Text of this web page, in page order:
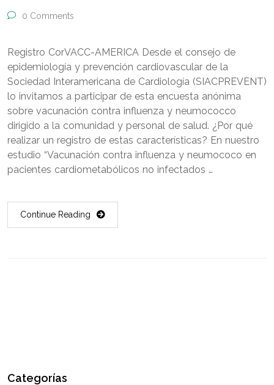
0 Comments
Registro CorVACC-AMERICA Desde el consejo de
epidemiología y prevención cardiovascular de la
Sociedad Interamericana de Cardiología (SIACPREVENT)
lo invitamos a participar de esta encuesta anónima
sobre vacunación contra influenza y neumococco
dirigido a la comunidad y personal de salud. ¿Por qué
realizar un registro de estas características? En nuestro
estudio “Vacunación contra influenza y neumococo en
pacientes cardiometabólicos no infectados …
Continue Reading
Categorías